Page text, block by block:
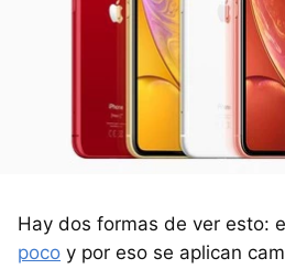
Hay dos formas de ver esto:
poco y por eso se aplican